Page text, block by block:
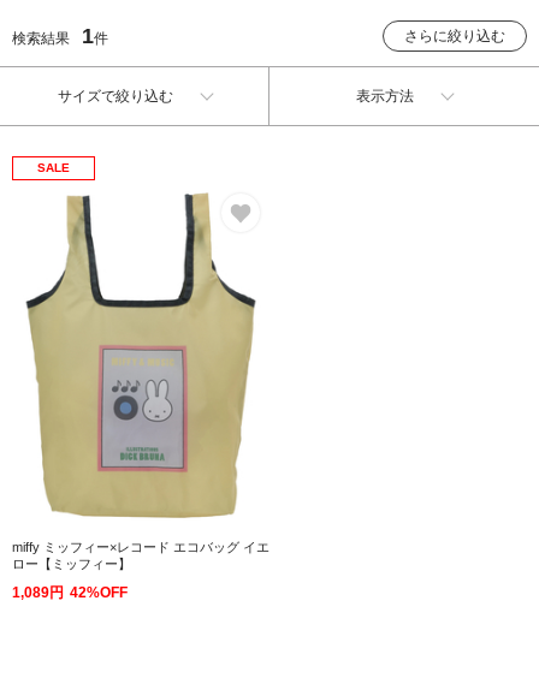
検索結果 1件 さらに絞り込む
サイズで絞り込む 表示方法
SALE
miffy ミッフィー×レコード エコバッグ イエ
ロー【ミッフィー】
1,089円 42%OFF